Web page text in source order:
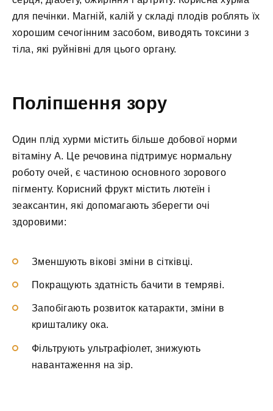
для печінки. Магній, калій у складі плодів роблять їх
хорошим сечогінним засобом, виводять токсини з
тіла, які руйнівні для цього органу.
Поліпшення зору
Один плід хурми містить більше добової норми
вітаміну A. Це речовина підтримує нормальну
роботу очей, є частиною основного зорового
пігменту. Корисний фрукт містить лютеїн і
зеаксантин, які допомагають зберегти очі
здоровими:
Зменшують вікові зміни в сітківці.
Покращують здатність бачити в темряві.
Запобігають розвиток катаракти, зміни в
кришталику ока.
Фільтрують ультрафіолет, знижують
навантаження на зір.